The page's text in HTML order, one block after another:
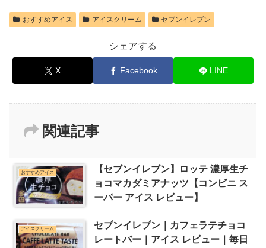
おすすめアイス アイスクリーム セブンイレブン
シェアする
X Facebook LINE
関連記事
おすすめアイス
【セブンイレブン】ロッテ 濃厚生チ
ョコマカダミアナッツ【コンビニ ス
ーパー アイス レビュー】
アイスクリーム
セブンイレブン｜カフェラテチョコ
レートバー｜アイス レビュー｜毎日